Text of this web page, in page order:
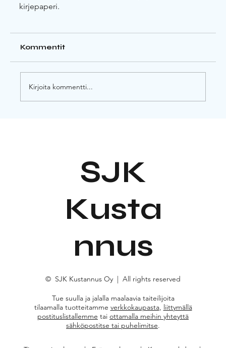
kirjepaperi.
Kommentit
Kirjoita kommentti...
SJK
Kusta
nnus
© SJK Kustannus Oy | All rights reserved
Tue suulla ja jalalla maalaavia taiteilijoita
tilaamalla tuotteitamme verkkokaupasta, liittymällä
postituslistallemme tai ottamalla meihin yhteyttä
sähköpostitse tai puhelimitse.